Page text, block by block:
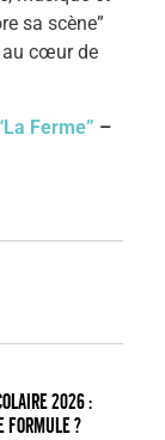
sa scène”
au cœur de
Ferme” –
2026 :
formule ?